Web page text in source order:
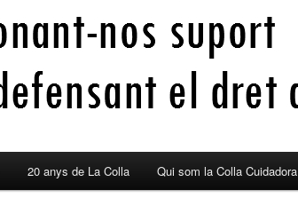
20 anys de La Colla Qui som la Colla Cuidadora